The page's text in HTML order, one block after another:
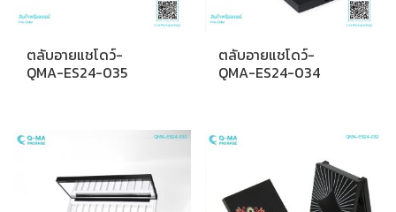
ตลับอายแชโดว์-
QMA-ES24-035
ตลับอายแชโดว์-
QMA-ES24-034